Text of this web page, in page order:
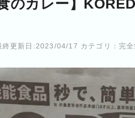
のカレー】
終更新日:2023/04/17 カテゴリ： 完